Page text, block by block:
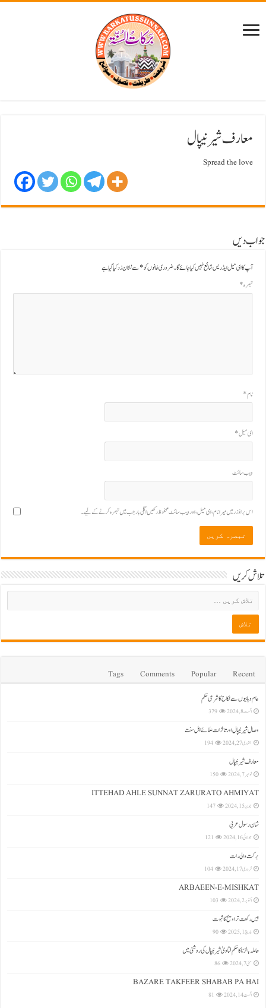
معارف شیرنیپال
Spread the love
جواب دیں
آپ کا ای میل ایڈریس شائع نہیں کیا جائے گا۔ضروری خانوں کو*سے نشان زد کیا گیا ہے
تبصرہ*
نام*
ای میل*
ویب‌ سائٹ
اس براؤزر میں میرا نام، ای میل، اور ویب سائٹ محفوظ رکھیں اگلی بار جب میں تبصرہ کرنے کےلیے۔
تلاش کریں
Recent
Popular
Comments
Tags
عام وہابیوں سے نکاح کا شرعی حکم
اگست 8, 2024 379
وصال شیرنیپال اور تاثرات علمائے اہل سنت
جنوری 27, 2024 194
معارف شیرنیپال
نومبر 7, 2024 150
ITTEHAD AHLE SUNNAT ZARURATO AHMIYAT
جون 15, 2024 147
شان رسول عربی
جولائی 16, 2024 121
بركت والی رات
فروری 17, 2024 104
ARBAEEN-E-MISHKAT
اکتوبر 2, 2024 103
بیس رکعت تراویح کا ثبوت
مارچ 1, 2025 90
حاملہ بالزنا کا حکم فتاویٰ شیرنیپال کی روشنی میں
مئی 7, 2024 86
BAZARE TAKFEER SHABAB PA HAI
اگست 14, 2024 81